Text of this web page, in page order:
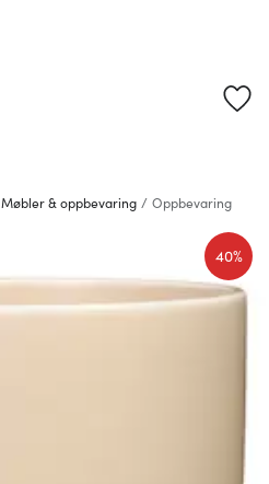
Møbler & oppbevaring / Oppbevaring
40%